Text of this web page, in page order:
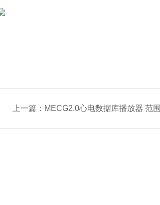
上一篇： MECG2.0心电数据库播放器 范围